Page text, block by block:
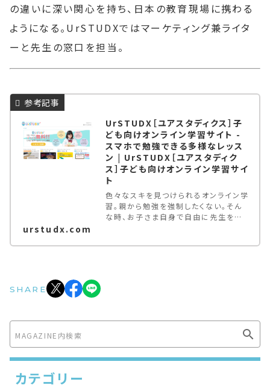
の違いに深い関心を持ち、日本の教育現場に携わる
ようになる。UrSTUDXではマーケティング兼ライタ
ーと先生の窓口を担当。
UrSTUDX［ユアスタディクス］子
ども向けオンライン学習サイト -
スマホで勉強できる多様なレッス
ン | UrSTUDX［ユアスタディク
ス］子ども向けオンライン学習サイ
ト
色々なスキを見つけられるオンライン学
習。親から勉強を強制したくない。そん
な時、お子さま自身で自由に先生を探
スマホでもパソコンでも参加できる多種
urstudx.com
SHARE
カテゴリー